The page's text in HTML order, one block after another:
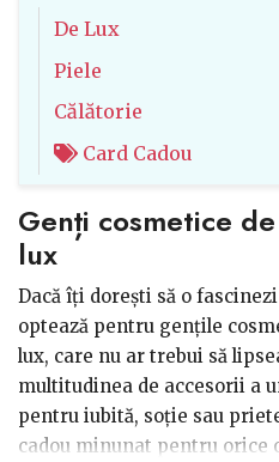
De Lux
Piele
Călătorie
Card Cadou
Genți cosmetice
lux
Dacă îți dorești să o
optează pentru gențile
lux, care nu ar trebui să
multitudinea de accesorii a
pentru iubită, soție sau
cadou minunat pentru orice